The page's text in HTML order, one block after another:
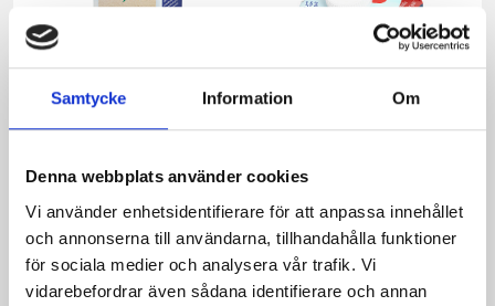
Samtycke Information Om
Denna webbplats använder cookies
Vi använder enhetsidentifierare för att anpassa innehållet
och annonserna till användarna, tillhandahålla funktioner
för sociala medier och analysera vår trafik. Vi
vidarebefordrar även sådana identifierare och annan
Mjölken Eko 3%
KRAV 1 liter
Mellanmjölk
1,5% laktosfri 3dl